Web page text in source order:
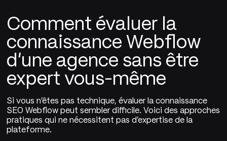
Comment évaluer la
connaissance Webflow
d'une agence sans être
expert vous-même
Si vous n'êtes pas technique, évaluer la connaissance
SEO Webflow peut sembler difficile. Voici des approches
pratiques qui ne nécessitent pas d'expertise de la
plateforme.